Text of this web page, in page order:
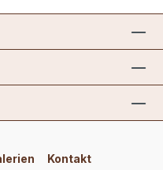
Kontakt